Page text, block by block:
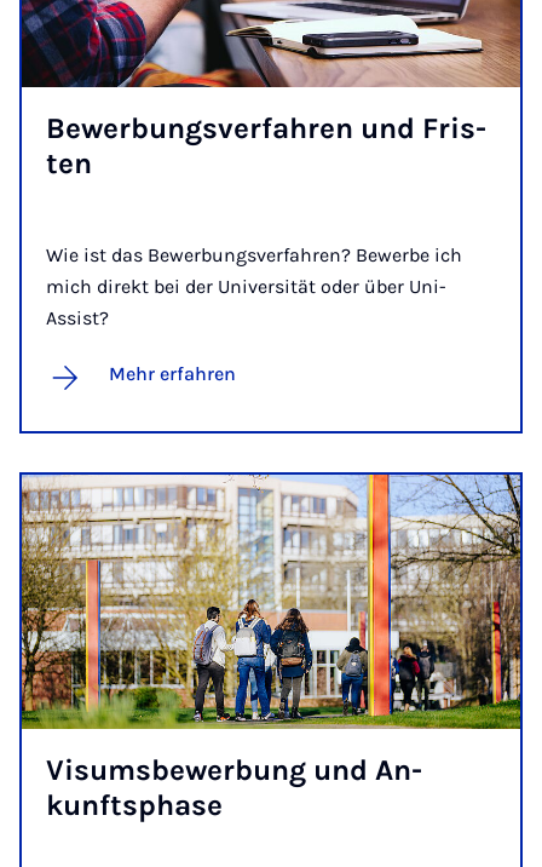
Be­wer­bungs­ver­fah­ren und Fris­
ten
Wie ist das Bewerbungsverfahren? Bewerbe ich
mich direkt bei der Universität oder über Uni-
Assist?
Mehr erfahren
Vi­sums­be­wer­bung und An­
kunfts­pha­se